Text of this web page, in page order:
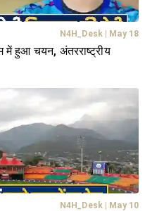
N4H_Desk| May 18
में हुआ चयन, अंतरराष्ट्रीय
N4H_Desk| May 10